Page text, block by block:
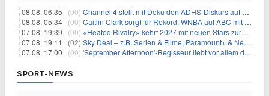
08.08. 06:35 | (00) Channel 4 stellt mit Doku den ADHS-Diskurs auf den Prüfstand
08.08. 05:34 | (00) Caitlin Clark sorgt für Rekord: WNBA auf ABC mit 2,5 Millionen Zuschauern
07.08. 19:39 | (00) «Heated Rivalry» kehrt 2027 mit neuen Stars zurück
07.08. 19:11 | (02) Sky Deal – z.B. Serien & Filme, Paramount+ & Netflix für 19,99€/Monat
07.08. 17:00 | (00) 'September Afternoon'-Regisseur liebt vor allem die 'Banalität' in seinen Filmen
SPORT-NEWS